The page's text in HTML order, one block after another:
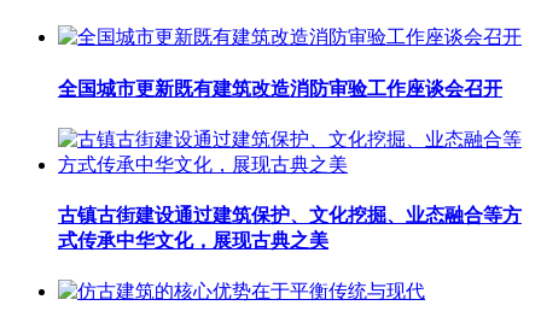
全国城市更新既有建筑改造消防审验工作座谈会召开
古镇古街建设通过建筑保护、文化挖掘、业态融合等方
式传承中华文化，展现古典之美